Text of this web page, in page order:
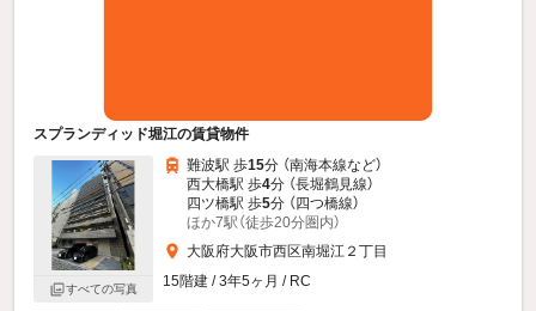
スプランディッド堀江の賃貸物件
すべての写真
難波駅 歩15分 （南海本線など）
西大橋駅 歩4分 （長堀鶴見線）
四ツ橋駅 歩5分 （四つ橋線）
ほか7駅（徒歩20分圏内）
大阪府大阪市西区南堀江２丁目
15階建 / 3年5ヶ月 / RC